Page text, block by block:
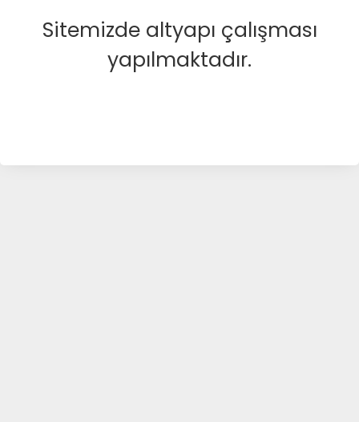
Sitemizde altyapı çalışması
yapılmaktadır.